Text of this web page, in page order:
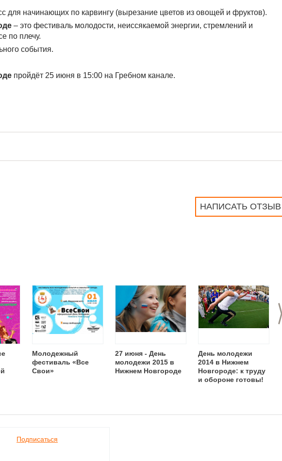
для начинающих по карвингу (вырезание цветов из овощей и фруктов).
– это фестиваль молодости, неиссякаемой энергии, стремлений и
по плечу.
события.
пройдёт 25 июня в 15:00 на Гребном канале.
НАПИСАТЬ ОТЗЫВ
>
Молодежный
фестиваль «Все
Свои»
27 июня - День
молодежи 2015 в
Нижнем Новгороде
День молодежи
2014 в Нижнем
Новгороде: к труду
и обороне готовы!
Подписаться